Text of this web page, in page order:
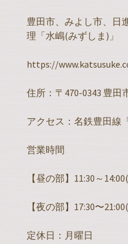
豊田市、みよし市、日
理「水嶋(みずしま)」
https://
住所：〒470-0343 豊田
アクセス：名鉄豊田線
営業時間
【昼の部】11:30～
【夜の部】17:30〜
定休日：月曜日